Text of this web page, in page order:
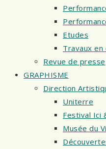
Etudes
Travaux en
Revue de presse
GRAPHISME
Direction
Uniterre
Festival Ici
Musée du